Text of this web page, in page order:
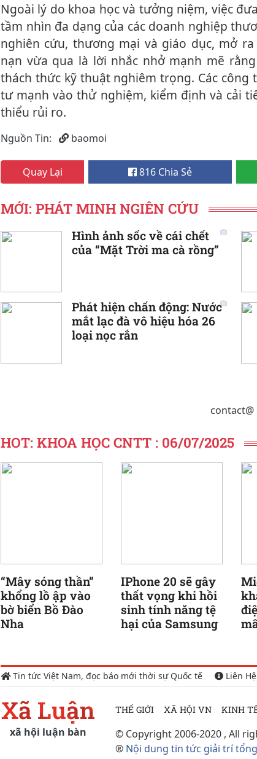
Ngoài lý do khoa học và tưởng niệm, việc đưa cầ‌n s‌a và hài cốt lên vũ trụ cho thấy
tầm nhìn đa dạng của các doanh nghiệp
nghiên cứu, thương mại và giáo dục, mở
nạn vừa qua là lời nhắc nhở mạnh mẽ
thách thức kỹ thuật nghiêm trọng. Các
tư mạnh vào thử nghiệm, kiểm định và cải
thiểu rủi ro.
Nguồn Tin: baomoi
Quay Lại 816 Chia Sẻ
MỚI: PHÁT MINH NGIÊN CỨU
Hình ảnh sốc về cái chết
của “Mặt Trời ma cà rồng”
Phát hiện chấn động: Nước
mắt lạc đà vô hiệu hóa 26
loại nọc rắn
contact@
HOT: KHOA HỌC CNTT : 06/07/2025
“Mây sóng thần”
khổng lồ ập vào
bờ biển Bồ Đào
Nha
IPhone 20 sẽ gây
thất vọng khi hồi
sinh tính năng tệ
hại của Samsung
Tin tức Việt Nam, đọc báo mới thời sự Quốc tế Liên
Xã Luận
xã hội luận bàn
THẾ GIỚI XÃ HỘI VN KINH
© Copyright 2006-2020 , All
® Nội dung tin tức giải trí